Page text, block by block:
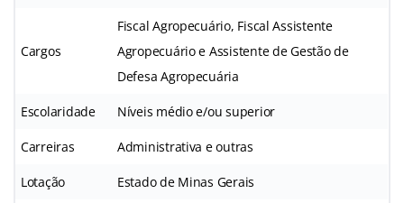
Cargos
Fiscal Agropecuário, Fiscal Assistente
Agropecuário e Assistente de Gestão de
Defesa Agropecuária
Escolaridade Níveis médio e/ou superior
Carreiras Administrativa e outras
Lotação Estado de Minas Gerais